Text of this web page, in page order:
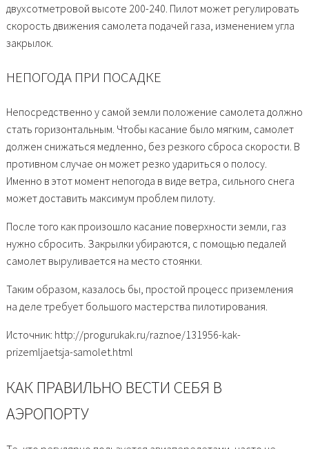
двухсотметровой высоте 200-240. Пилот может регулировать
скорость движения самолета подачей газа, изменением угла
закрылок.
НЕПОГОДА ПРИ ПОСАДКЕ
Непосредственно у самой земли положение самолета должно
стать горизонтальным. Чтобы касание было мягким, самолет
должен снижаться медленно, без резкого сброса скорости. В
противном случае он может резко удариться о полосу.
Именно в этот момент непогода в виде ветра, сильного снега
может доставить максимум проблем пилоту.
После того как произошло касание поверхности земли, газ
нужно сбросить. Закрылки убираются, с помощью педалей
самолет выруливается на место стоянки.
Таким образом, казалось бы, простой процесс приземления
на деле требует большого мастерства пилотирования.
Источник: http://progurukak.ru/raznoe/131956-kak-
prizemljaetsja-samolet.html
КАК ПРАВИЛЬНО ВЕСТИ СЕБЯ В
АЭРОПОРТУ